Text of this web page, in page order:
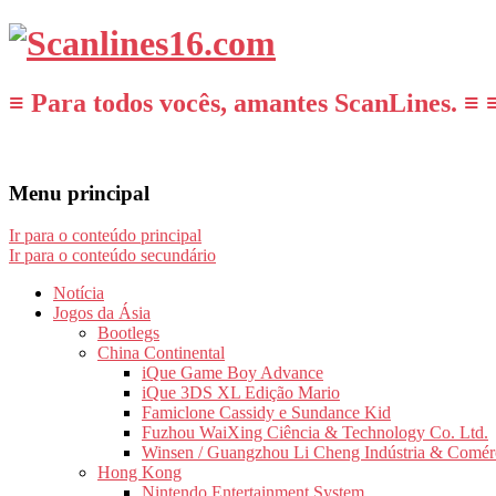
≡ Para todos vocês, amantes ScanLines. ≡
Menu principal
Ir para o conteúdo principal
Ir para o conteúdo secundário
Notícia
Jogos da Ásia
Bootlegs
China Continental
iQue Game Boy Advance
iQue 3DS XL Edição Mario
Famiclone Cassidy e Sundance Kid
Fuzhou WaiXing Ciência & Technology Co. Ltd.
Winsen / Guangzhou Li Cheng Indústria &
Hong Kong